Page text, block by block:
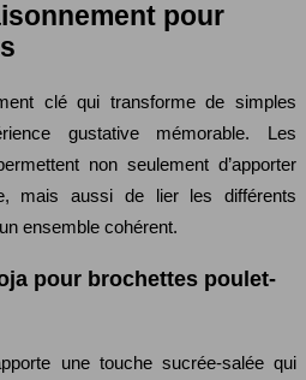
pour
clé qui transforme de simples
gustative mémorable. Les
non seulement d’apporter
mais aussi de lier les différents
ensemble cohérent.
pour brochettes poulet-
une touche sucrée-salée qui